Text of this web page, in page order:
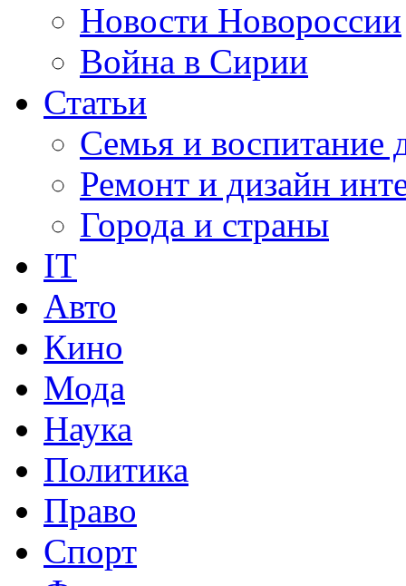
Новости Новороссии
Война в Сирии
Статьи
Семья и воспитание
Ремонт и дизайн
Города и страны
IT
Авто
Кино
Мода
Наука
Политика
Право
Спорт